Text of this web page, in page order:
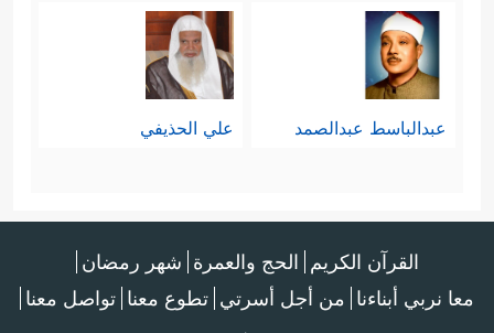
عبدالباسط عبدالصمد علي الحذيفي
القرآن الكريم الحج والعمرة شهر رمضان
معا نربي أبناءنا من أجل أسرتي تطوع معنا تواصل معنا